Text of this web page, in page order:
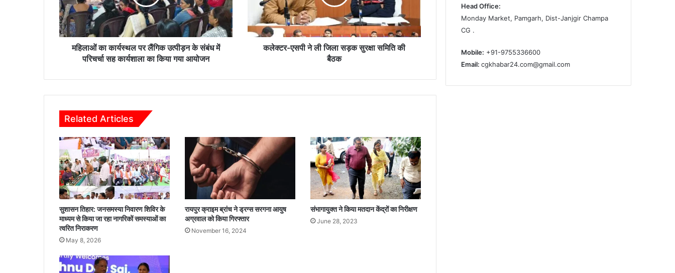
का
र्य
स्थ
ल
गि
त्पी
के
सं
बं
ध
में
प
च
र्चा
स
का
र्य
महिलाओं का कार्यस्थल पर लैंगिक उत्पीड़न के संबंध में
परिचर्चा सह कार्यशाला का किया गया आयोजन
पी
स
स
मि
ति
की
बै
ठ
कलेक्टर-एसपी ने ली जिला सड़क सुरक्षा समिति की
बैठक
Related Articles
सुशासन तिहार: जनसमस्या निवारण शिविर के
माध्यम से किया जा रहा नागरिकों समस्याओं का
त्वरित निराकरण
May 8, 2026
रायपुर क्राइम ब्रांच ने ड्रग्स सरगना आयुष
अग्रवाल को किया गिरफ्तार
November 16, 2024
संभागायुक्त ने किया मतदान केंद्रों का निरीक्षण
June 28, 2023
Head Office:
Monday Market, Pamgarh, Dist-Janjgir Champa
CG .
Mobile: +91-9755336600
Email:cgkhabar24.com@gmail.com